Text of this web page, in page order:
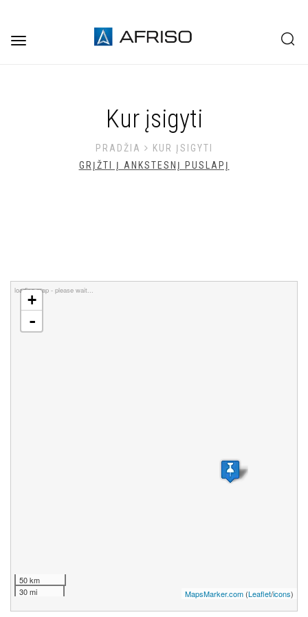
Toggle
Kur įsigyti
PRADŽIA
KUR ĮSIGYTI
GRĮŽTI Į ANKSTESNĮ PUSLAPĮ
loading map - please wait...
+
-
50 km
30 mi
MapsMarker.com (Leaflet/icons)